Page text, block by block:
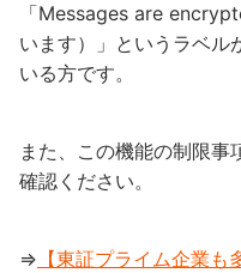
「Messages are
います）」というラベル
いる方です。
また、この機能の制限事
確認ください。
⇒ 【東証プライム企業